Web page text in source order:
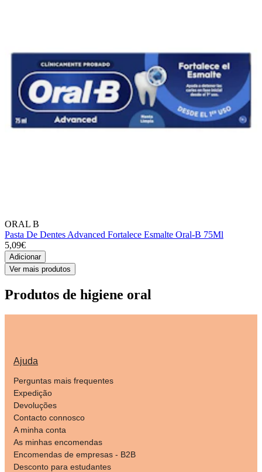
ORAL B
Pasta De Dentes Advanced Fortalece Esmalte Oral-B 75Ml
5,09€
Adicionar
Ver mais produtos
Produtos de higiene oral
Ajuda
Perguntas mais frequentes
Expedição
Devoluções
Contacto connosco
A minha conta
As minhas encomendas
Encomendas de empresas - B2B
Desconto para estudantes